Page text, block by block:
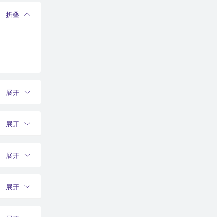
折叠
展开
展开
展开
展开